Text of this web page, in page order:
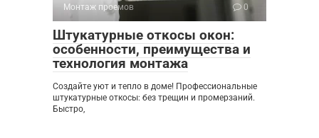
Монтаж проемов 0
Штукатурные откосы окон:
особенности, преимущества и
технология монтажа
Создайте уют и тепло в доме! Профессиональные
штукатурные откосы: без трещин и промерзаний.
Быстро,